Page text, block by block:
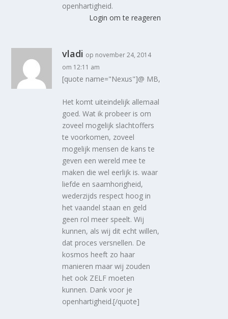
openhartigheid.
Login om te reageren
vladi op november 24, 2014
om 12:11 am
[quote name="Nexus"]@ MB,
Het komt uiteindelijk allemaal
goed. Wat ik probeer is om
zoveel mogelijk slachtoffers
te voorkomen, zoveel
mogelijk mensen de kans te
geven een wereld mee te
maken die wel eerlijk is. waar
liefde en saamhorigheid,
wederzijds respect hoog in
het vaandel staan en geld
geen rol meer speelt. Wij
kunnen, als wij dit echt willen,
dat proces versnellen. De
kosmos heeft zo haar
manieren maar wij zouden
het ook ZELF moeten
kunnen. Dank voor je
openhartigheid.[/quote]